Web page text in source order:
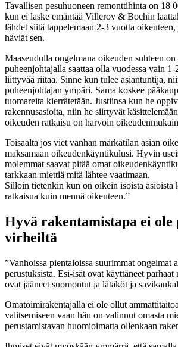
Tavallisen pesuhuoneen remonttihinta on 18
kun ei laske emäntää Villeroy & Bochin
lähdet siitä tappelemaan 2-3 vuotta
häviät sen.
Maaseudulla ongelmana oikeuden suhteen on
puheenjohtajalla saattaa olla vuodessa vain 1-
liittyvää riitaa. Sinne kun tulee asiantuntija,
puheenjohtajan ympäri. Sama koskee
tuomareita kierrätetään. Justiinsa kun he
rakennusasioita, niin he siirtyvät
oikeuden ratkaisu on harvoin
Toisaalta jos viet vanhan märkätilan asian
maksamaan oikeudenkäyntikulusi. Hyvin
molemmat saavat pitää omat
tarkkaan miettiä mitä lähtee vaatimaan.
Silloin tietenkin kun on oikein isoista asioista
ratkaisua kuin mennä oikeuteen.”
Hyvä rakentamistapa ei ole
virheiltä
”Vanhoissa pientaloissa suurimmat ongelmat
perustuksista. Esi-isät ovat käyttäneet
ovat jääneet suomontut ja lätäköt ja
Omatoimirakentajalla ei ole ollut
valitsemiseen vaan hän on valinnut omasta
perustamistavan huomioimatta ollenkaan